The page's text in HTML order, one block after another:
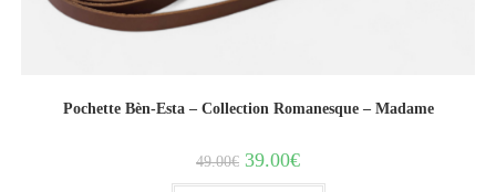
Pochette Bèn-Esta – Collection Romanesque – Madame
49.00€ 39.00€